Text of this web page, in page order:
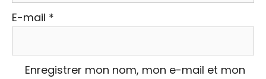
E-mail *
Enregistrer mon nom, mon e-mail et mon